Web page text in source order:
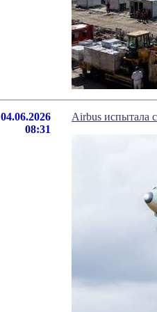
04.06.2026
08:31
Airbus испытала